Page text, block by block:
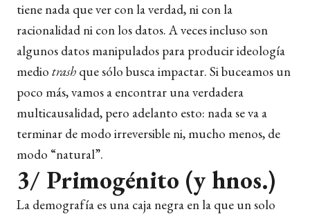
tiene nada que ver con la verdad, ni con la
racionalidad ni con los datos. A veces incluso son
algunos datos manipulados para producir ideología
medio trash que sólo busca impactar. Si buceamos un
poco más, vamos a encontrar una verdadera
multicausalidad, pero adelanto esto: nada se va a
terminar de modo irreversible ni, mucho menos, de
modo “natural”.
3/ Primogénito (y hnos.)
La demografía es una caja negra en la que un solo